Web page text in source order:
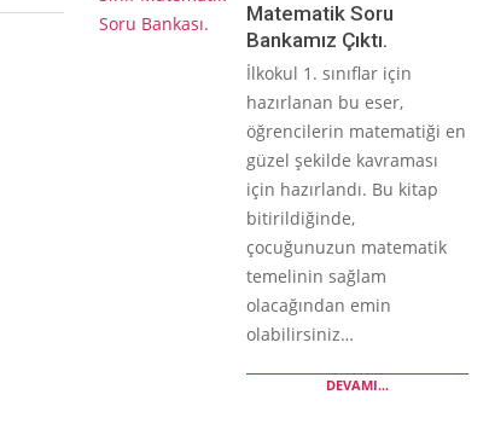
Matematik Soru
Bankamız Çıktı.
İlkokul 1. sınıflar için
hazırlanan bu eser,
öğrencilerin matematiği en
güzel şekilde kavraması
için hazırlandı. Bu kitap
bitirildiğinde,
çocuğunuzun matematik
temelinin sağlam
olacağından emin
olabilirsiniz…
DEVAMI...